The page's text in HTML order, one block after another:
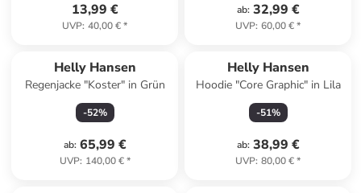
13,99 €
UVP: 40,00 €*
ab: 32,99 €
UVP: 60,00 €*
Helly Hansen
Regenjacke "Koster" in Grün
-52%
ab: 65,99 €
UVP: 140,00 €*
Helly Hansen
Hoodie "Core Graphic" in Lila
-51%
ab: 38,99 €
UVP: 80,00 €*